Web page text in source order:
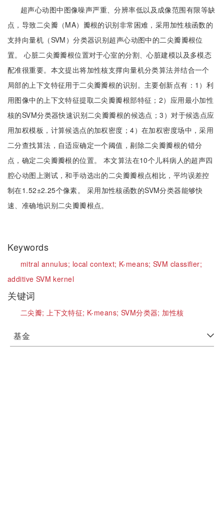
超声心动图中图像噪声严重、分辨率低以及成像范围有限等缺
点，导致二尖瓣（MA）瓣根的识别非常困难，采用加性核函数的
支持向量机（SVM）分类器识别超声心动图中的二尖瓣瓣根位
置。 心脏二尖瓣瓣根位置对于心室的分割、心脏建模以及多模态
配准很重要。本文提出将加性核支撑向量机分类算法并结合一个
局部的上下文特征用于二尖瓣瓣根的识别。主要创新点有：1）利
用图像中的上下文特征提取二尖瓣瓣根部特征；2）应用最小加性
核的SVM分类器快速识别二尖瓣瓣根的候选点；3）对于候选点应
用加权模板，计算候选点的加权密度；4）在加权密度场中，采用
二分查找算法，自适应确定一个阈值，剔除二尖瓣瓣根的错分
点，确定二尖瓣瓣根的位置。 本文算法在10个儿科病人的超声四
腔心动图上测试，和手动选出的二尖瓣瓣根点相比，平均误差控
制在1.52±2.25个像素。 采用加性核函数的SVM分类器能够快
速、准确地识别二尖瓣瓣根点。
Keywords
mitral annulus; local context; K-means; SVM classifier;
additive SVM kernel
关键词
二尖瓣;上下文特征; K-means; SVM分类器; 加性核
基金